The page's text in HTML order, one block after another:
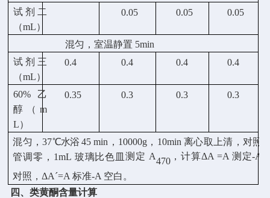
试剂二
（mL）
0.05 0.05 0.05
混匀，室温静置 5min
试剂三
（mL）
0.4 0.4 0.4 0.4
60% 乙
醇（m
L）
0.35 0.3 0.3 0.3
混匀，37℃水浴45 min ， 10000g ， 10min 离心取上清，对照
管调零， 1mL 玻璃比色皿测定 A470 ，计算ΔA =A 测定-A
对照， ΔAˊ=A标准-A 空白。
四、类黄酮含量计算